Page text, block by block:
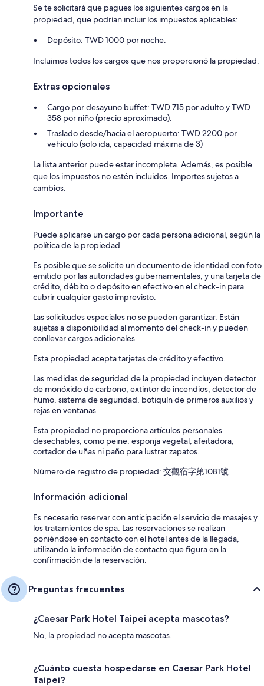
Se te solicitará que pagues los siguientes cargos en la
propiedad, que podrían incluir los impuestos aplicables:
Depósito: TWD 1000 por noche.
Incluimos todos los cargos que nos proporcionó la propiedad.
Extras opcionales
Cargo por desayuno buffet: TWD 715 por adulto y TWD
358 por niño (precio aproximado).
Traslado desde/hacia el aeropuerto: TWD 2200 por
vehículo (solo ida, capacidad máxima de 3)
La lista anterior puede estar incompleta. Además, es posible
que los impuestos no estén incluidos. Importes sujetos a
cambios.
Importante
Puede aplicarse un cargo por cada persona adicional, según la
política de la propiedad.
Es posible que se solicite un documento de identidad con foto
emitido por las autoridades gubernamentales, y una tarjeta de
crédito, débito o depósito en efectivo en el check-in para
cubrir cualquier gasto imprevisto.
Las solicitudes especiales no se pueden garantizar. Están
sujetas a disponibilidad al momento del check-in y pueden
conllevar cargos adicionales.
Esta propiedad acepta tarjetas de crédito y efectivo.
Las medidas de seguridad de la propiedad incluyen detector
de monóxido de carbono, extintor de incendios, detector de
humo, sistema de seguridad, botiquín de primeros auxilios y
rejas en ventanas
Esta propiedad no proporciona artículos personales
desechables, como peine, esponja vegetal, afeitadora,
cortador de uñas ni paño para lustrar zapatos.
Número de registro de propiedad: 交觀宿字第1081號
Información adicional
Es necesario reservar con anticipación el servicio de masajes y
los tratamientos de spa. Las reservaciones se realizan
poniéndose en contacto con el hotel antes de la llegada,
utilizando la información de contacto que figura en la
confirmación de la reservación.
Preguntas frecuentes
¿Caesar Park Hotel Taipei acepta mascotas?
No, la propiedad no acepta mascotas.
¿Cuánto cuesta hospedarse en Caesar Park Hotel
Taipei?